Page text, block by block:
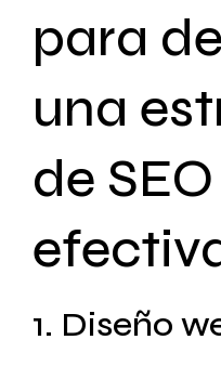
para
una
de
1. Diseño